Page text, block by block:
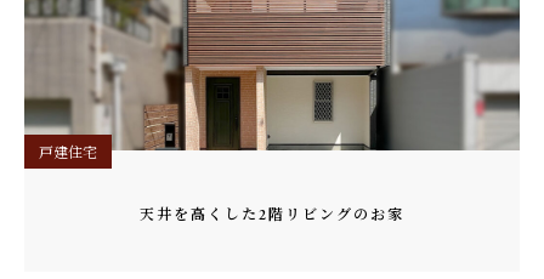
戸建住宅
天井を高くした2階リビングのお家